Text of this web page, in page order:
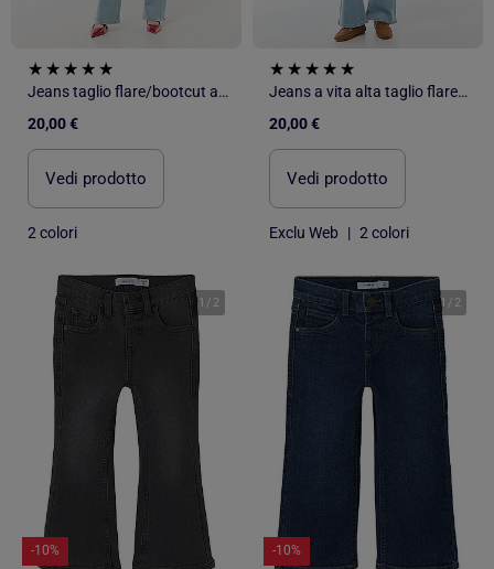
Jeans taglio flare/bootcut a vita alta
20,00 €
Vedi prodotto
2 colori
Jeans a vita alta taglio flare/bootcut - L28
20,00 €
Vedi prodotto
Exclu Web | 2 colori
1 / 2
-10%
1 / 2
-10%